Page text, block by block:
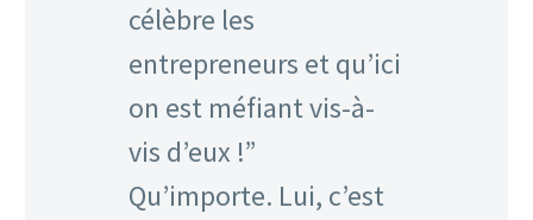
célèbre les
entrepreneurs et qu’ici
on est méfiant vis-à-
vis d’eux !”
Qu’importe. Lui, c’est